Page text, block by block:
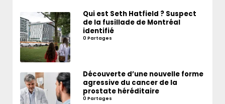
Qui est Seth Hatfield ? Suspect
de la fusillade de Montréal
identifié
0 Partages
Découverte d’une nouvelle forme
agressive du cancer de la
prostate héréditaire
0 Partages